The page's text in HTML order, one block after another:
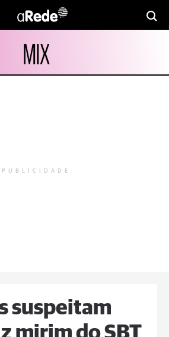
MIX
PUBLICIDADE
suspeitam